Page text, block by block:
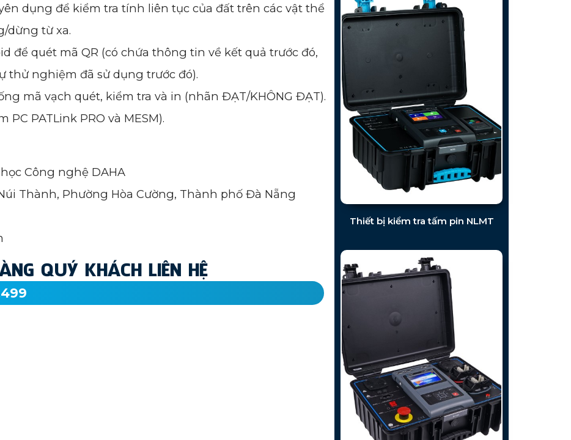
dụng để kiểm tra tính liên tục của đất trên các vật thể
dừng từ xa.
để quét mã QR (có chứa thông tin về kết quả trước đó,
nghiệm đã sử dụng trước đó).
mã vạch quét, kiểm tra và in (nhãn ĐẠT/KHÔNG ĐẠT).
PATLink PRO và MESM).
Công nghệ DAHA
Thành, Phường Hòa Cường, Thành phố Đà Nẵng
QUÝ KHÁCH LIÊN HỆ
Thiết bị kiểm tra tấm pin NLMT